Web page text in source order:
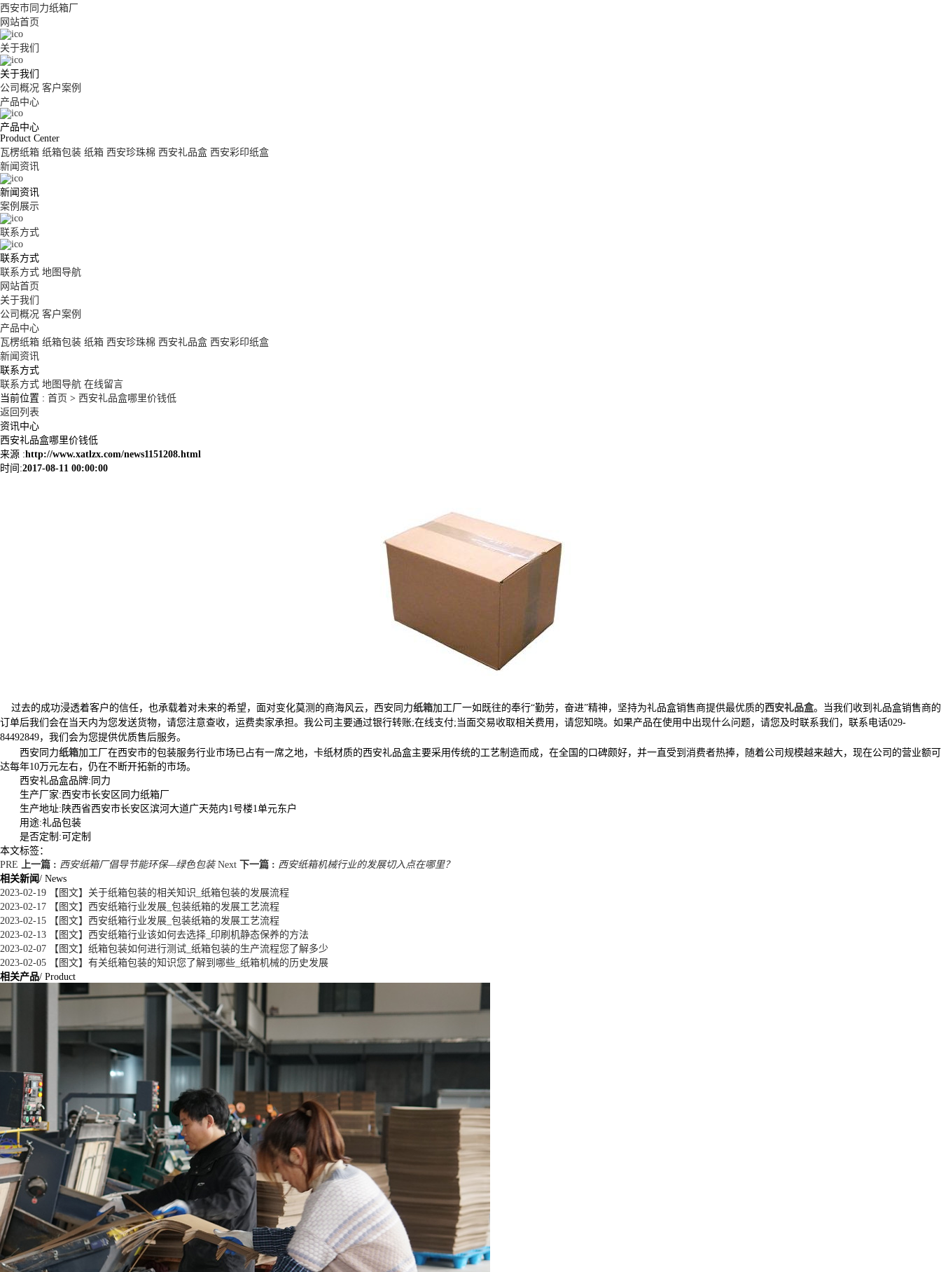
西安市同力纸箱厂
网站首页
关于我们
关于我们
公司概况 客户案例
产品中心
产品中心
Product Center
瓦楞纸箱 纸箱包装 纸箱 西安珍珠棉 西安礼品盒 西安彩印纸盒
新闻资讯
新闻资讯
案例展示
联系方式
联系方式
联系方式 地图导航
网站首页
关于我们
公司概况 客户案例
产品中心
瓦楞纸箱 纸箱包装 纸箱 西安珍珠棉 西安礼品盒 西安彩印纸盒
新闻资讯
联系方式
联系方式 地图导航 在线留言
当前位置 : 首页 > 西安礼品盒哪里价钱低
返回列表
资讯中心
西安礼品盒哪里价钱低
来源 :http://www.xatlzx.com/news1151208.html
时间:2017-08-11 00:00:00
过去的成功浸透着客户的信任，也承载着对未来的希望，面对变化莫测的商海风云，西安同力纸箱加工厂一如既往的奉行“勤劳，奋进”精神，坚持为礼品盒销售商提供最优质的西安礼品盒。当我们收到礼品盒销售商的
订单后我们会在当天内为您发送货物，请您注意查收，运费卖家承担。我公司主要通过银行转账;在线支付;当面交易收取相关费用，请您知晓。如果产品在使用中出现什么问题，请您及时联系我们，联系电话029-
84492849，我们会为您提供优质售后服务。
西安同力纸箱加工厂在西安市的包装服务行业市场已占有一席之地，卡纸材质的西安礼品盒主要采用传统的工艺制造而成，在全国的口碑颇好，并一直受到消费者热捧，随着公司规模越来越大，现在公司的营业额可
达每年10万元左右，仍在不断开拓新的市场。
西安礼品盒品牌:同力
生产厂家:西安市长安区同力纸箱厂
生产地址:陕西省西安市长安区滨河大道广天苑内1号楼1单元东户
用途:礼品包装
是否定制:可定制
本文标签：
PRE
上一篇 : 西安纸箱厂倡导节能环保—绿色包装 Next 下一篇 : 西安纸箱机械行业的发展切入点在哪里？
相关新闻/ News
2023-02-19 【图文】关于纸箱包装的相关知识_纸箱包装的发展流程
2023-02-17 【图文】西安纸箱行业发展_包装纸箱的发展工艺流程
2023-02-15 【图文】西安纸箱行业发展_包装纸箱的发展工艺流程
2023-02-13 【图文】西安纸箱行业该如何去选择_印刷机静态保养的方法
2023-02-07 【图文】纸箱包装如何进行测试_纸箱包装的生产流程您了解多少
2023-02-05 【图文】有关纸箱包装的知识您了解到哪些_纸箱机械的历史发展
相关产品/ Product